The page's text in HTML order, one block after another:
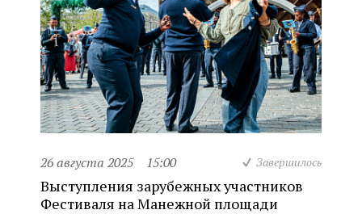
26 августа 2025 15:00 Завершилось
Выступления зарубежных участников
Фестиваля на Манежной площади